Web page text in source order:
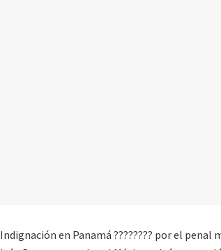
Indignación en Panamá ???????? por el penal